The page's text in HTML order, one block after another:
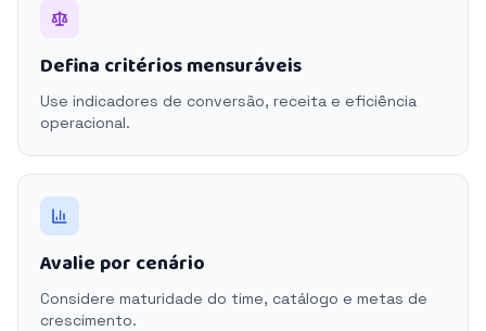
Defina critérios mensuráveis
Use indicadores de conversão, receita e eficiência
operacional.
Avalie por cenário
Considere maturidade do time, catálogo e metas de
crescimento.